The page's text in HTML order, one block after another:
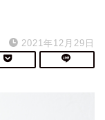
2021年12月29日